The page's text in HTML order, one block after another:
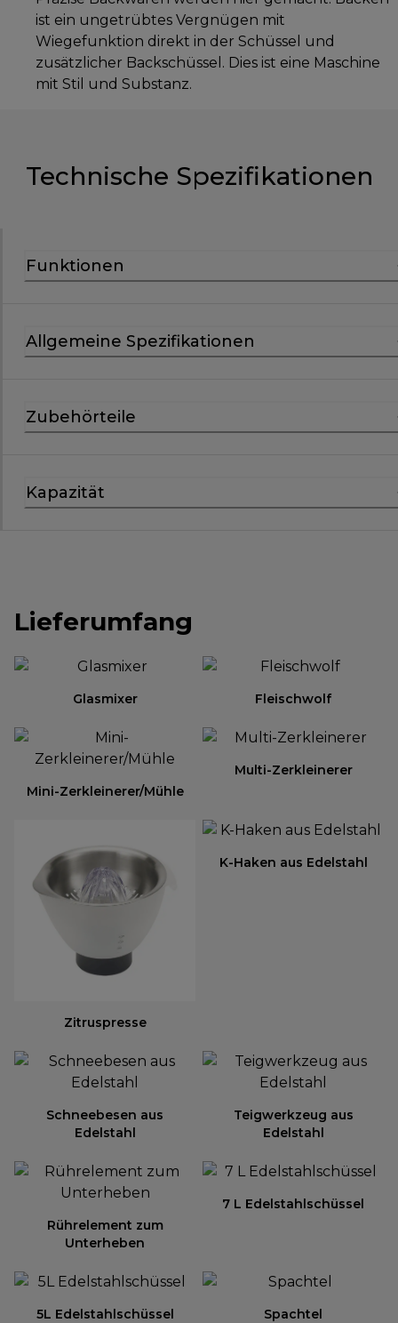
ist ein ungetrübtes Vergnügen mit
Wiegefunktion direkt in der Schüssel und
zusätzlicher Backschüssel. Dies ist eine Maschine
mit Stil und Substanz.
Technische Spezifikationen
Funktionen
Allgemeine Spezifikationen
Zubehörteile
Kapazität
Lieferumfang
Glasmixer Fleischwolf
Mini-Zerkleinerer/Mühle
Multi-Zerkleinerer
Zitruspresse
K-Haken aus Edelstahl
Schneebesen aus
Edelstahl
Teigwerkzeug aus
Edelstahl
Rührelement zum
Unterheben
7 L Edelstahlschüssel
5L Edelstahlschüssel Spachtel